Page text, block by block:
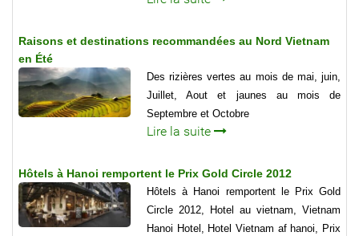
Raisons et destinations recommandées au Nord Vietnam
en Été
Des rizières vertes au mois de mai, juin,
Juillet, Aout et jaunes au mois de
Septembre et Octobre
Lire la suite
Hôtels à Hanoi remportent le Prix Gold Circle 2012
Hôtels à Hanoi remportent le Prix Gold
Circle 2012, Hotel au vietnam, Vietnam
Hanoi Hotel, Hotel Vietnam af hanoi, Prix